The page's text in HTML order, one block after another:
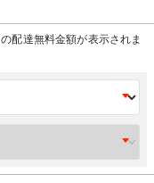
配達無料金額が表示されま